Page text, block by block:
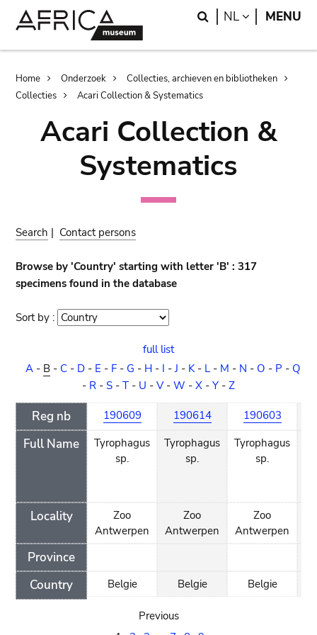
Search
NL LANGUAGE
MENU
Breadcrumb
Home Onderzoek
Collecties, archieven en bibliotheken
Collecties
Acari Collection & Systematics
Acari Collection &
Systematics
Search | Contact persons
Browse by 'Country' starting with letter 'B' : 317
specimens found in the database
Sort by : Sort
full list
A- B- C- D- E - F- G - H- I -J - K- L- M - N - O - P - Q
- R - S - T - U - V- W - X - Y - Z
Reg nb
Full Name
Locality
Province
Country
190609
Tyrophagus
sp.
Zoo
Antwerpen
Belgie
190614
Tyrophagus
sp.
Zoo
Antwerpen
Belgie
190603
Tyrophagus
sp.
Zoo
Antwerpen
Belgie
Previous